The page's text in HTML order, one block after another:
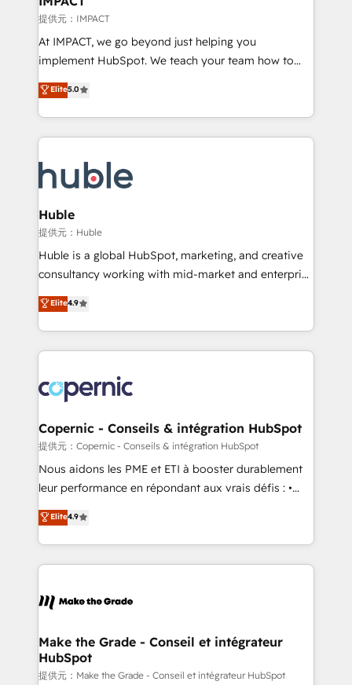
of your tech stack, syncing... 🛍️ Shopify or
WooCommerce 💲 Stripe or Paypal 💰 Sage or
Netsuite 🤖 Google or Microsoft ✍️ DocuSign or
the rare Advanced "Custom Integrations"
Accreditation, securely sync data across... 🔄 any
new HubSpot portal with Advanced Website and
CRM Migrations using our in-house "HubScrub" Tool.
提供元：IMPACT
At IMPACT, we go beyond just helping you
implement HubSpot. We teach your team how to
master it. As the creators of the Endless Customers
System™ (the next evolution of They Ask, You
Answer), we’re the only HubSpot partner built
entirely around coaching and training. That means
skills, processes, and internal team you need to
attract the right buyers, close deals faster, and grow
without outside dependencies. You’ll learn how to: •
Set up, audit, and organize your HubSpot portal •
Get your sales team fully using HubSpot • Track
pipeline and revenue across the entire buyer journey
growth • Create content and videos that attract
buyers • Use AI to scale smarter Our coaching-led
lasts. So if you're ready to become the most trusted
voice in your market, let’s talk.
Elite5.0
Huble
提供元：Huble
Huble is a global HubSpot, marketing, and creative
consultancy working with mid-market and enterprise
businesses. We go beyond implementation, shaping
the strategy, processes, and teams that turn
HubSpot into a genuine growth engine. Named
HubSpot's Global Partner of the Year in 2024,
worldwide, and with over 15 years in the ecosystem,
Huble has built a track record that speaks for itself.
One company, one operating model, delivering
across offices and consulting teams in the UK, USA,
Canada, Germany, France, Belgium, Singapore, and
South Africa. Certified compliant with ISO/IEC
international offices and 175+ employees.
Elite4.9
Copernic - Conseils & intégration HubSpot
提供元：Copernic - Conseils & intégration HubSpot
Nous aidons les PME et ETI à booster durablement
leur performance en répondant aux vrais défis : •
Intégration de HubSpot avec d’autres outils (ERP,
téléphonie, etc.) • Alignement des équipes grâce à un
outil et des données partagées • Amélioration de la
collecte et de l’analyse des données pour des
de la productivité des équipes Notre équipe de 30
avec un engagement total, alignant processus
métiers et technologie, et guidant vos équipes à
travers le changement, tout en centrant vos objectifs
Elite4.9
Make the Grade - Conseil et intégrateur
HubSpot
提供元：Make the Grade - Conseil et intégrateur HubSpot